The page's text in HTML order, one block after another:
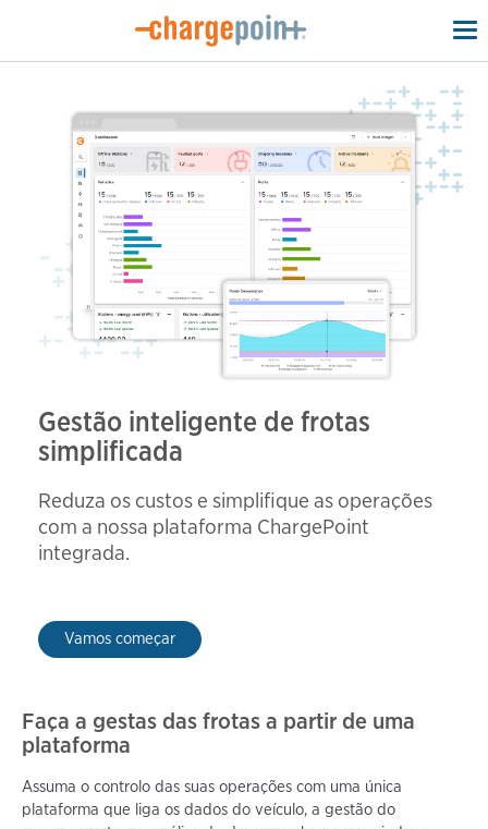
Gestão inteligente de frotas
simplificada
Reduza os custos e simplifique as operações
com a nossa plataforma ChargePoint
integrada.
Vamos começar
Faça a gestas das frotas a partir de uma
plataforma
Assuma o controlo das suas operações com uma única
plataforma que liga os dados do veículo, a gestão do